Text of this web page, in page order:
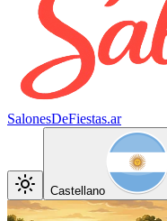
SalonesDeFiestas.ar
Castellano